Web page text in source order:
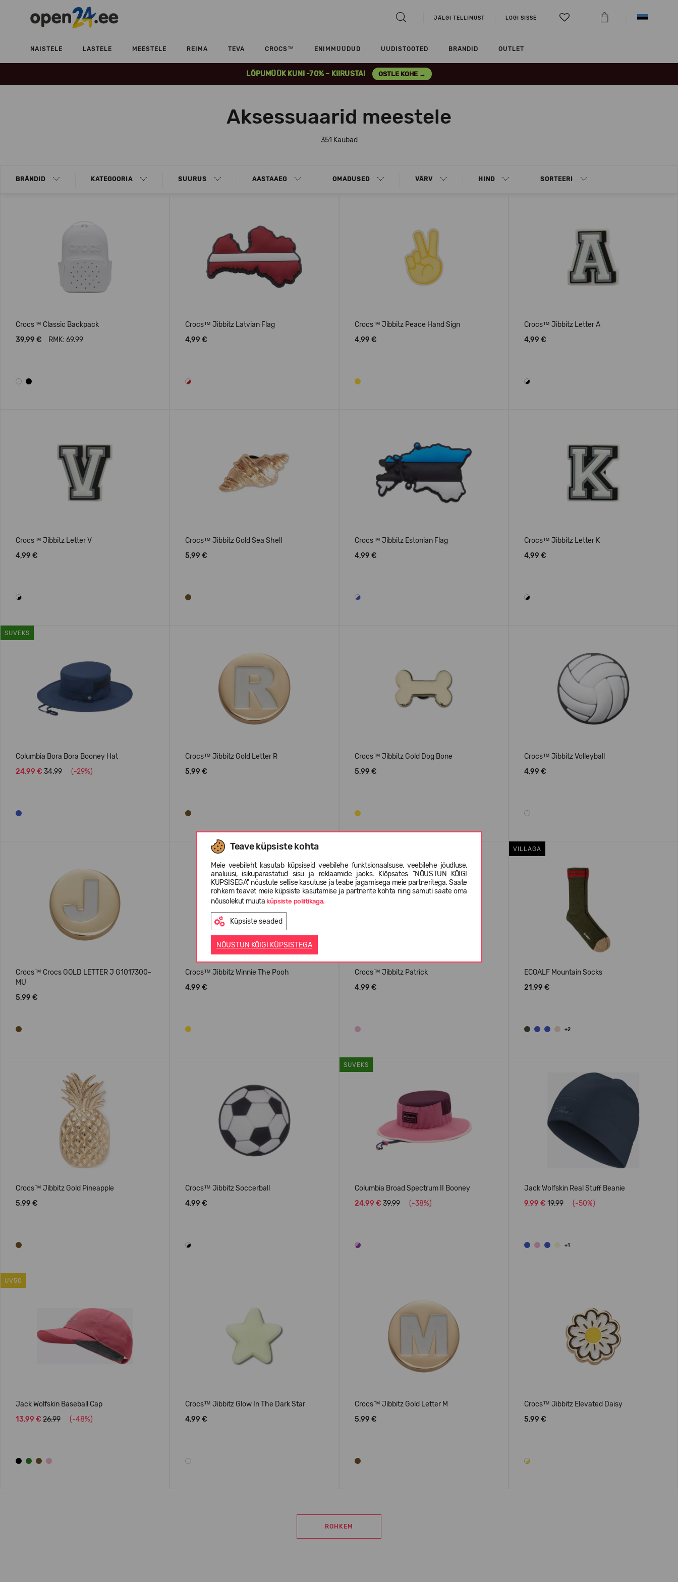
JÄLGI TELLIMUST LOGI SISSE
NAISTELE LASTELE MEESTELE REIMA TEVA CROCS™ ENIMMÜÜDUD UUDISTOOTED BRÄNDID OUTLET
LÕPUMÜÜK KUNI -70% – KIIRUSTA! OSTLE KOHE →
Teave küpsiste kohta
Meie veebileht kasutab küpsiseid veebilehe funktsionaalsuse, veebilehe jõudluse,
analüüsi, isikupärastatud sisu ja reklaamide jaoks. Klõpsates "NÕUSTUN KÕIGI
KÜPSISEGA" nõustute sellise kasutuse ja teabe jagamisega meie partneritega. Saate
rohkem teavet meie küpsiste kasutamise ja partnerite kohta ning samuti saate oma
nõusolekut muutaküpsiste poliitikaga.
Küpsiste seaded
NÕUSTUN KÕIGI KÜPSISTEGA
Aksessuaarid meestele
351 Kaubad
BRÄNDID KATEGOORIA SUURUS AASTAAEG OMADUSED VÄRV HIND SORTEERI
Crocs™ Classic Backpack
39,99 €
RMK: 69.99
Crocs™ Jibbitz Latvian Flag
4,99 €
Crocs™ Jibbitz Peace Hand Sign
4,99 €
Crocs™ Jibbitz Letter A
4,99 €
Crocs™ Jibbitz Letter V
4,99 €
Crocs™ Jibbitz Gold Sea Shell
5,99 €
Crocs™ Jibbitz Estonian Flag
4,99 €
Crocs™ Jibbitz Letter K
4,99 €
SUVEKS
Columbia Bora Bora Booney Hat
24,99 € 34.99 (-29%)
Crocs™ Jibbitz Gold Letter R
5,99 €
Crocs™ Jibbitz Gold Dog Bone
5,99 €
Crocs™ Jibbitz Volleyball
4,99 €
Crocs™ Crocs GOLD LETTER J G1017300-
MU
5,99 €
Crocs™ Jibbitz Winnie The Pooh
4,99 €
Crocs™ Jibbitz Patrick
4,99 €
VILLAGA
ECOALF Mountain Socks
21,99 €
+2
Crocs™ Jibbitz Gold Pineapple
5,99 €
Crocs™ Jibbitz Soccerball
4,99 €
SUVEKS
Columbia Broad Spectrum II Booney
24,99 € 39.99 (-38%)
Jack Wolfskin Real Stuff Beanie
9,99 € 19.99 (-50%)
+1
UV50
Jack Wolfskin Baseball Cap
13,99 € 26.99 (-48%)
Crocs™ Jibbitz Glow In The Dark Star
4,99 €
Crocs™ Jibbitz Gold Letter M
5,99 €
Crocs™ Jibbitz Elevated Daisy
5,99 €
ROHKEM